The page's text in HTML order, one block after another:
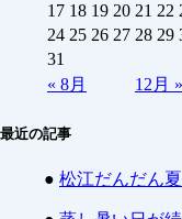
« 8月 12月 »
17 18 19 20 21 22
24 25 26 27 28 29
31
最近の記事
● 松江だんだん夏